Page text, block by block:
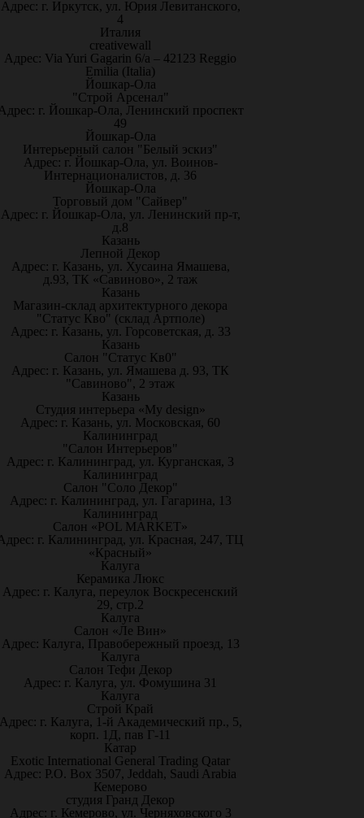
Адрес: г. Иркутск, ул. Юрия Левитанского,
4
Италия
creativewall
Адрес: Via Yuri Gagarin 6/a – 42123 Reggio
Emilia (Italia)
Йошкар-Ола
"Строй Арсенал"
г. Йошкар-Ола, Ленинский проспект
49
Йошкар-Ола
Интерьерный салон "Белый эскиз"
Адрес: г. Йошкар-Ола, ул. Воинов-
Интернационалистов, д. 36
Йошкар-Ола
Торговый дом "Сайвер"
Адрес: г. Йошкар-Ола, ул. Ленинский пр-т,
д.8
Казань
Лепной Декор
Адрес: г. Казань, ул. Хусаина Ямашева,
д.93, ТК «Савиново», 2 таж
Казань
Магазин-склад архитектурного декора
"Статус Кво" (склад Артполе)
Адрес: г. Казань, ул. Горсоветская, д. 33
Казань
Салон "Статус Кв0"
Адрес: г. Казань, ул. Ямашева д. 93, ТК
"Савиново", 2 этаж
Казань
Студия интерьера «My design»
Адрес: г. Казань, ул. Московская, 60
Калининград
"Салон Интерьеров"
Адрес: г. Калининград, ул. Курганская, 3
Калининград
Салон "Соло Декор"
Адрес: г. Калининград, ул. Гагарина, 13
Калининград
Салон «POL MARKET»
г. Калининград, ул. Красная, 247, ТЦ
«Красный»
Калуга
Керамика Люкс
Адрес: г. Калуга, переулок Воскресенский
29, стр.2
Калуга
Салон «Ле Вин»
Адрес: Калуга, Правобережный проезд, 13
Калуга
Салон Тефи Декор
Адрес: г. Калуга, ул. Фомушина 31
Калуга
Строй Край
г. Калуга, 1-й Академический пр., 5,
корп. 1Д, пав Г-11
Катар
Exotic International General Trading Qatar
Адрес: P.O. Box 3507, Jeddah, Saudi Arabia
Кемерово
студия Гранд Декор
Адрес: г. Кемерово, ул. Черняховского 3